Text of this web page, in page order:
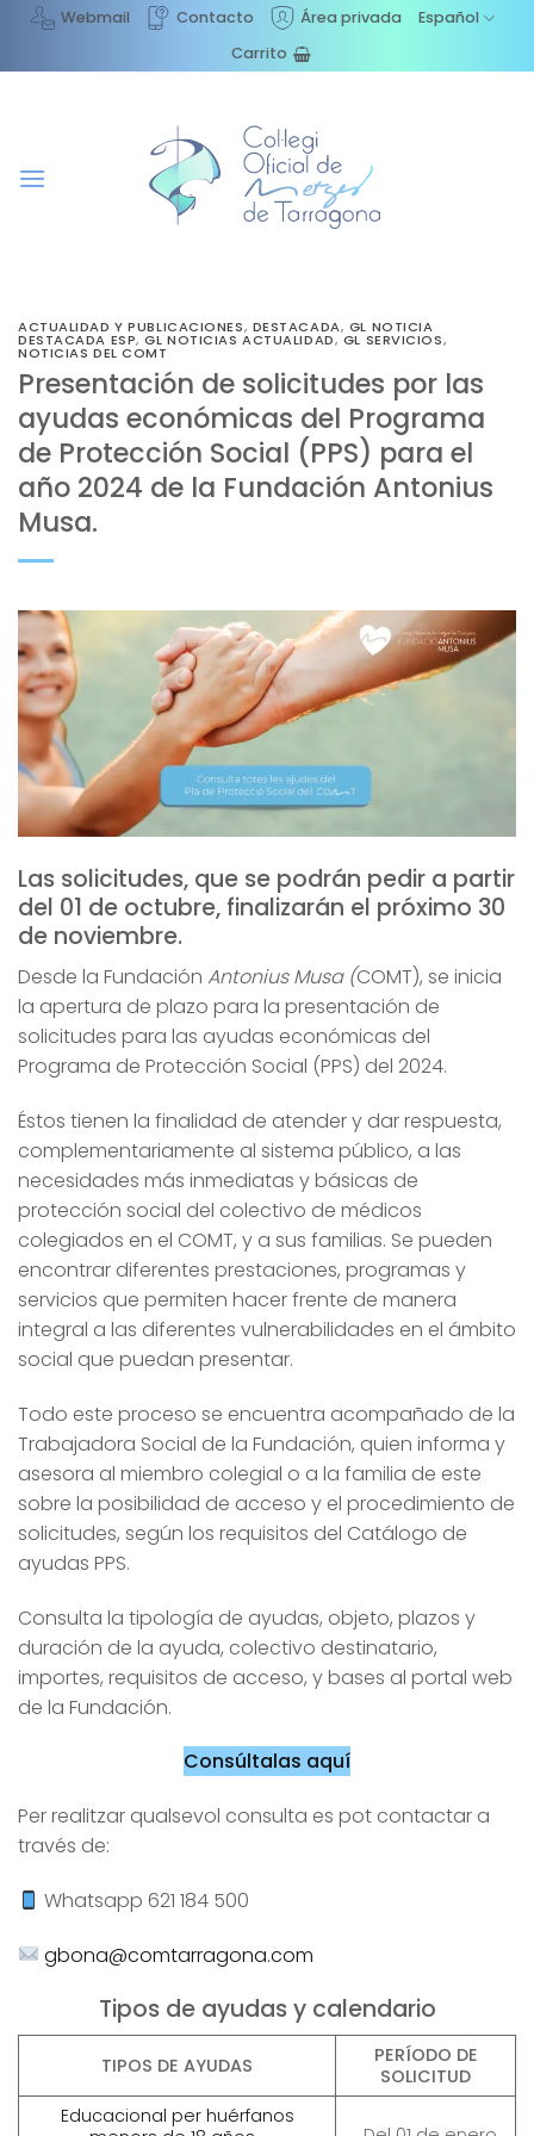
Saltar
contenido
Webmail Contacto Área privada
Español
Carrito
ACTUALIDAD Y PUBLICACIONES, DESTACADA, GL NOTICIA
DESTACADA ESP,GL NOTICIAS ACTUALIDAD, GL SERVICIOS,
NOTICIAS DEL COMT
Presentación de solicitudes por las
ayudas económicas del Programa
de Protección Social (PPS) para el
año 2024 de la Fundación Antonius
Musa.
Las solicitudes, que se podrán pedir a partir
del 01 de octubre, finalizarán el próximo 30
de noviembre.
Desde la Fundación Antonius Musa (COMT), se inicia
la apertura de plazo para la presentación de
solicitudes para las ayudas económicas del
Programa de Protección Social (PPS) del 2024.
Éstos tienen la finalidad de atender y dar respuesta,
complementariamente al sistema público, a las
necesidades más inmediatas y básicas de
protección social del colectivo de médicos
colegiados en el COMT, y a sus familias. Se pueden
encontrar diferentes prestaciones, programas y
servicios que permiten hacer frente de manera
integral a las diferentes vulnerabilidades en el ámbito
social que puedan presentar.
Todo este proceso se encuentra acompañado de la
Trabajadora Social de la Fundación, quien informa y
asesora al miembro colegial o a la familia de este
sobre la posibilidad de acceso y el procedimiento de
solicitudes, según los requisitos del Catálogo de
ayudas PPS.
Consulta la tipología de ayudas, objeto, plazos y
duración de la ayuda, colectivo destinatario,
importes, requisitos de acceso, y bases al portal web
de la Fundación.
Consúltalas aquí
Per realitzar qualsevol consulta es pot contactar a
través de:
Whatsapp 621 184 500
gbona@comtarragona.com
Tipos de ayudas y calendario
TIPOS DE AYUDAS
PERÍODO DE
SOLICITUD
Educacional per huérfanos